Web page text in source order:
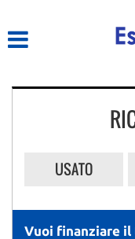
ASSISTENZA
CONTATTI
USATO
Vuoi finanziare il